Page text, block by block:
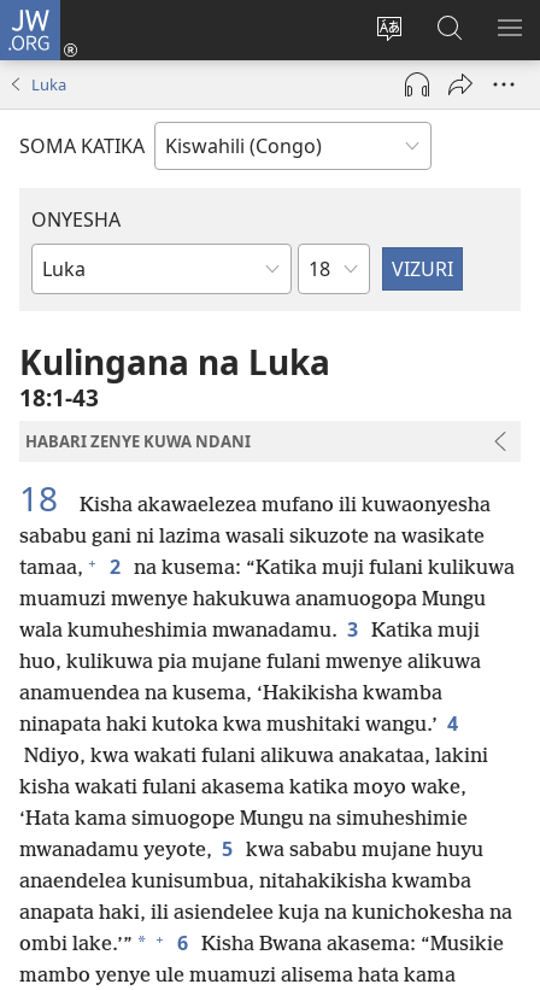
JW.ORG
Badili
luga
ya
adresi
Ingia
(opens
window)
Tafuta
ku
JW.ORG
Luka
SOMA KATIKA
ONYESHA
Vitabu
Biblia
Sura
Kulingana na Luka
18:1-43
HABARI ZENYE KUWA NDANI
18
Kisha akawaelezea mufano ili kuwaonyesha
sababu gani ni lazima wasali sikuzote na wasikate
tamaa, + 2 na kusema: “Katika muji fulani kulikuwa
muamuzi mwenye hakukuwa anamuogopa Mungu
wala kumuheshimia mwanadamu. 3 Katika muji
huo, kulikuwa pia mujane fulani mwenye alikuwa
anamuendea na kusema, ‘Hakikisha kwamba
ninapata haki kutoka kwa mushitaki wangu.’ 4
Ndiyo, kwa wakati fulani alikuwa anakataa, lakini
kisha wakati fulani akasema katika moyo wake,
‘Hata kama simuogope Mungu na simuheshimie
mwanadamu yeyote, 5 kwa sababu mujane huyu
anaendelea kunisumbua, nitahakikisha kwamba
anapata haki, ili asiendelee kuja na kunichokesha na
ombi lake.’” * + 6 Kisha Bwana akasema: “Musikie
mambo yenye ule muamuzi alisema hata kama